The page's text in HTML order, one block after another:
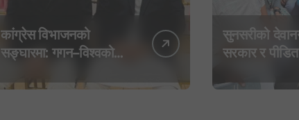
कांग्रेस विभाजनको
सङ्घारमा: गगन–विश्वको
‘शशांक कार्ड’, साउन २९ मा
सुनसरीको
सरकार र पीडित
घोषणा र